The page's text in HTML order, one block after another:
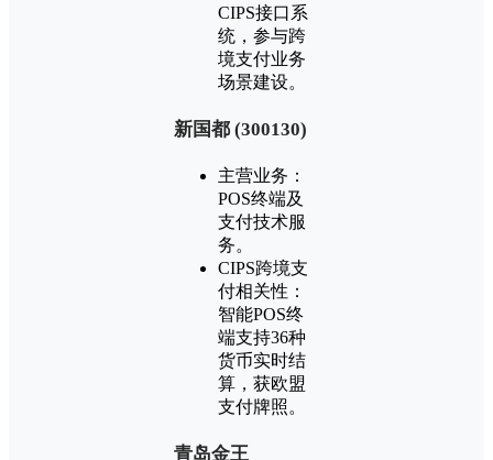
CIPS接口系
统，参与跨
境支付业务
场景建设。
‌新国都 (300130)‌
主营业务：
POS终端及
支付技术服
务。
CIPS跨境支
付相关性：
智能POS终
端支持36种
货币实时结
算，获欧盟
支付牌照。
‌青岛金王